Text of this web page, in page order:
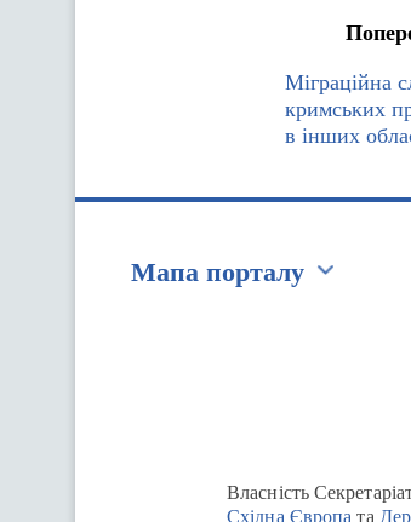
Міграційна
кримських
в інших
Мапа порталу
Власність
Східна Європа та